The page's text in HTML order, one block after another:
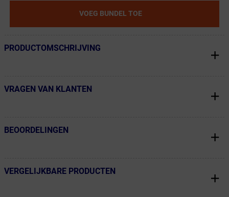
VOEG BUNDEL TOE
← Terug naar productnavigatie
PRODUCTOMSCHRIJVING
← Terug naar productnavigatie
VRAGEN VAN KLANTEN
← Terug naar productnavigatie
BEOORDELINGEN
← Terug naar productnavigatie
VERGELIJKBARE PRODUCTEN